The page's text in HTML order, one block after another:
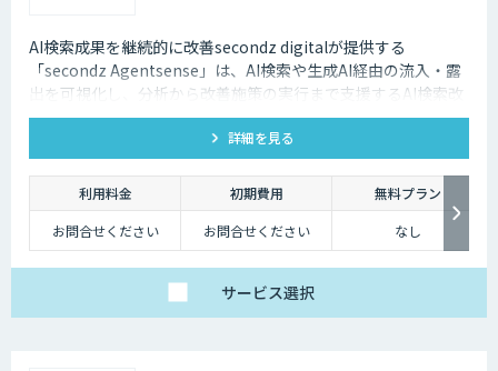
AI検索成果を継続的に改善secondz digitalが提供する
「secondz Agentsense」は、AI検索や生成AI経由の流入・露
出を可視化し、分析から改善施策の実行まで支援するAI検索改
善プラットフォームです。
詳細を見る
利用料金 初期費用
無料プラン
お問合せください
お問合せください なし
サービス選択